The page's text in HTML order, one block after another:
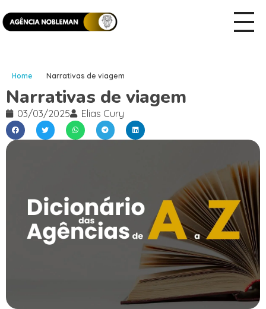
Home Narrativas de viagem
Narrativas de viagem
03/03/2025 Elias Cury